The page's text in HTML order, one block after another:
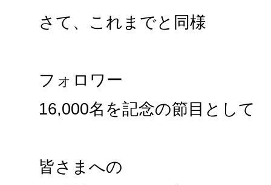
さて、これまでと同様
フォロワー
16,000名を記念の節目として
皆さまへの